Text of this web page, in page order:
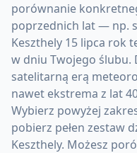
porównanie
poprzednich lat — np.
Keszthely 15 lipca rok
w dniu Twojego ślubu.
satelitarną erą
nawet ekstrema z lat
Wybierz powyżej
pobierz pełen zestaw
Keszthely. Możesz